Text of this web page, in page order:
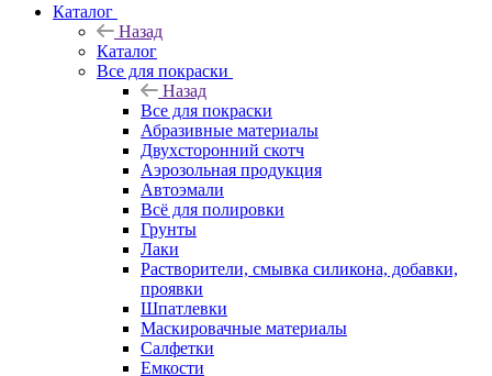
Каталог
Назад
Каталог
Все для покраски
Назад
Все для покраски
Абразивные материалы
Двухсторонний скотч
Аэрозольная продукция
Автоэмали
Всё для полировки
Грунты
Лаки
Растворители, смывка силикона, добавки,
проявки
Шпатлевки
Маскировачные материалы
Салфетки
Емкости